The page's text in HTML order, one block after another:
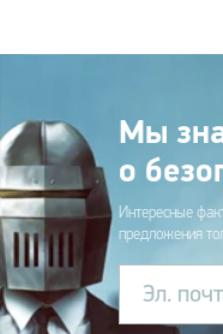
Мы
о
Интересные
предложения
Эл.